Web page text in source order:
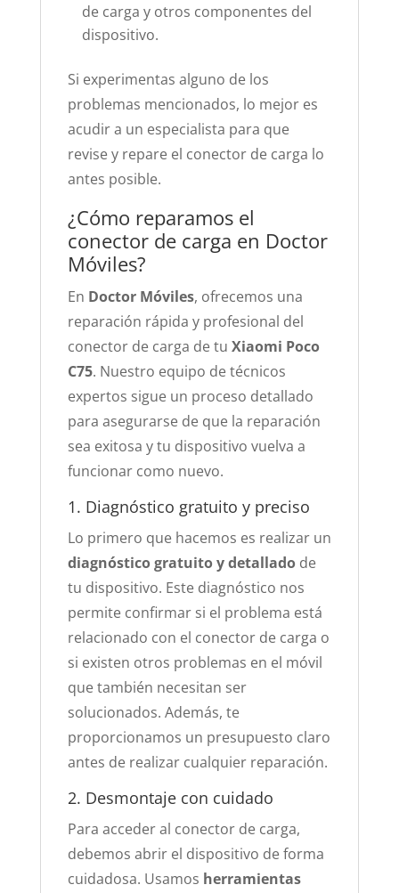
de carga y otros componentes del
dispositivo.
Si experimentas alguno de los
problemas mencionados, lo mejor es
acudir a un especialista para que
revise y repare el conector de carga lo
antes posible.
¿Cómo reparamos el
conector de carga en Doctor
Móviles?
En Doctor Móviles, ofrecemos una
reparación rápida y profesional del
conector de carga de tu Xiaomi Poco
C75. Nuestro equipo de técnicos
expertos sigue un proceso detallado
para asegurarse de que la reparación
sea exitosa y tu dispositivo vuelva a
funcionar como nuevo.
1. Diagnóstico gratuito y preciso
Lo primero que hacemos es realizar un
diagnóstico gratuito y detalladode
tu dispositivo. Este diagnóstico nos
permite confirmar si el problema está
relacionado con el conector de carga o
si existen otros problemas en el móvil
que también necesitan ser
solucionados. Además, te
proporcionamos un presupuesto claro
antes de realizar cualquier reparación.
2. Desmontaje con cuidado
Para acceder al conector de carga,
debemos abrir el dispositivo de forma
cuidadosa. Usamos herramientas